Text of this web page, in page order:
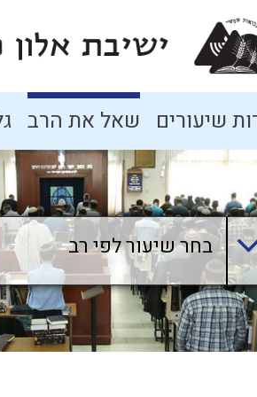
שיעורים שאל את הרב
בחר שיעור לפי רב